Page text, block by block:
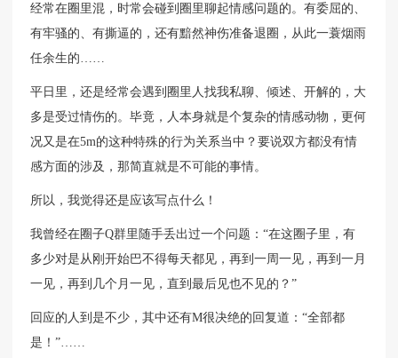
经常在圈里混，时常会碰到圈里聊起情感问题的。有委屈的、
有牢骚的、有撕逼的，还有黯然神伤准备退圈，从此一蓑烟雨
任余生的……
平日里，还是经常会遇到圈里人找我私聊、倾述、开解的，大
多是受过情伤的。毕竟，人本身就是个复杂的情感动物，更何
况又是在5m的这种特殊的行为关系当中？要说双方都没有情
感方面的涉及，那简直就是不可能的事情。
所以，我觉得还是应该写点什么！
我曾经在圈子Q群里随手丢出过一个问题：“在这圈子里，有
多少对是从刚开始巴不得每天都见，再到一周一见，再到一月
一见，再到几个月一见，直到最后见也不见的？”
回应的人到是不少，其中还有M很决绝的回复道：“全部都
是！”……